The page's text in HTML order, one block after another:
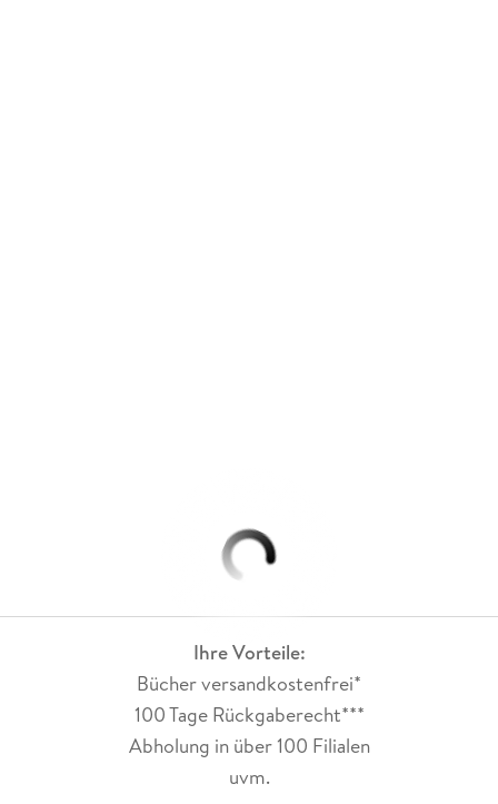
Ihre Vorteile:
Bücher versandkostenfrei*
100 Tage Rückgaberecht***
Abholung in über 100 Filialen
uvm.